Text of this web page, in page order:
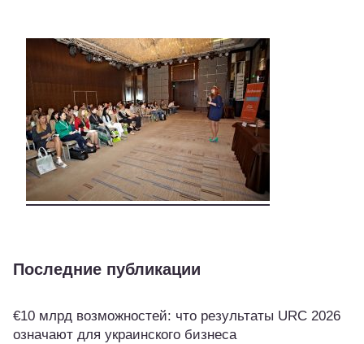
Последние публикации
€10 млрд возможностей: что результаты URC 2026
означают для украинского бизнеса